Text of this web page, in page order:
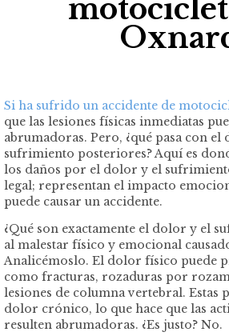
Si ha sufrido un accidente de
que las lesiones físicas inmediatas
abrumadoras. Pero, ¿qué pasa con el
sufrimiento posteriores? Aquí es
los daños por el dolor y el
legal; representan el impacto
puede causar un accidente.
¿Qué son exactamente el dolor y el
al malestar físico y emocional
Analicémoslo. El dolor físico puede
como fracturas, rozaduras por
lesiones de columna vertebral. Estas
dolor crónico, lo que hace que las
resulten abrumadoras. ¿Es justo? No.